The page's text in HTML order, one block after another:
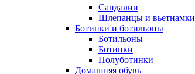
Сандалии
Шлепанцы и вьетнамки
Ботинки и ботильоны
Ботильоны
Ботинки
Полуботинки
Домашняя обувь